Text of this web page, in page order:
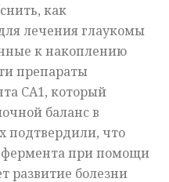
как
лечения глаукомы
к накоплению
препараты
CA1, который
баланс в
что
фермента при помощи
развитие болезни